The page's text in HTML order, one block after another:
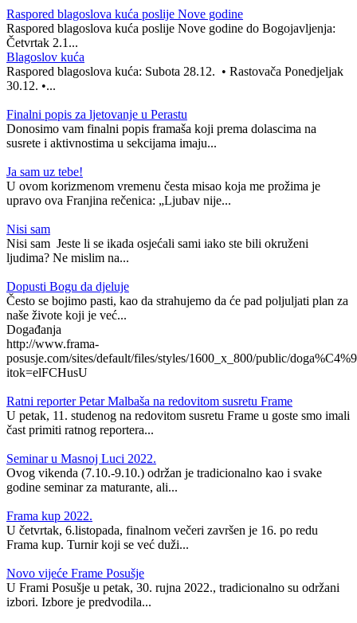
Raspored blagoslova kuća poslije Nove godine
Raspored blagoslova kuća poslije Nove godine do Bogojavljenja:
Četvrtak 2.1...
Blagoslov kuća
Raspored blagoslova kuća: Subota 28.12. • Rastovača Ponedjeljak
30.12. •...
Finalni popis za ljetovanje u Perastu
Donosimo vam finalni popis framaša koji prema dolascima na
susrete i aktivnostima u sekcijama imaju...
Ja sam uz tebe!
U ovom korizmenom vremenu česta misao koja me prožima je
upravo ova Franjina rečenica: „Ljubav nije...
Nisi sam
Nisi sam Jeste li se ikada osjećali sami iako ste bili okruženi
ljudima? Ne mislim na...
Dopusti Bogu da djeluje
Često se bojimo pasti, kao da strahujemo da će pad poljuljati plan za
naše živote koji je već...
Događanja
http://www.frama-
posusje.com/sites/default/files/styles/1600_x_800/public/
itok=elFCHusU
Ratni reporter Petar Malbaša na redovitom susretu Frame
U petak, 11. studenog na redovitom susretu Frame u goste smo imali
čast primiti ratnog reportera...
Seminar u Masnoj Luci 2022.
Ovog vikenda (7.10.-9.10.) održan je tradicionalno kao i svake
godine seminar za maturante, ali...
Frama kup 2022.
U četvrtak, 6.listopada, finalnom večeri završen je 16. po redu
Frama kup. Turnir koji se već duži...
Novo vijeće Frame Posušje
U Frami Posušje u petak, 30. rujna 2022., tradicionalno su održani
izbori. Izbore je predvodila...